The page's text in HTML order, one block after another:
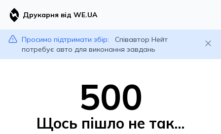
Друкарня від WE.UA
Просимо підтримати збір:
Співавтор Нейт
потребує авто для виконання завдань
500
Щось пішло не так...